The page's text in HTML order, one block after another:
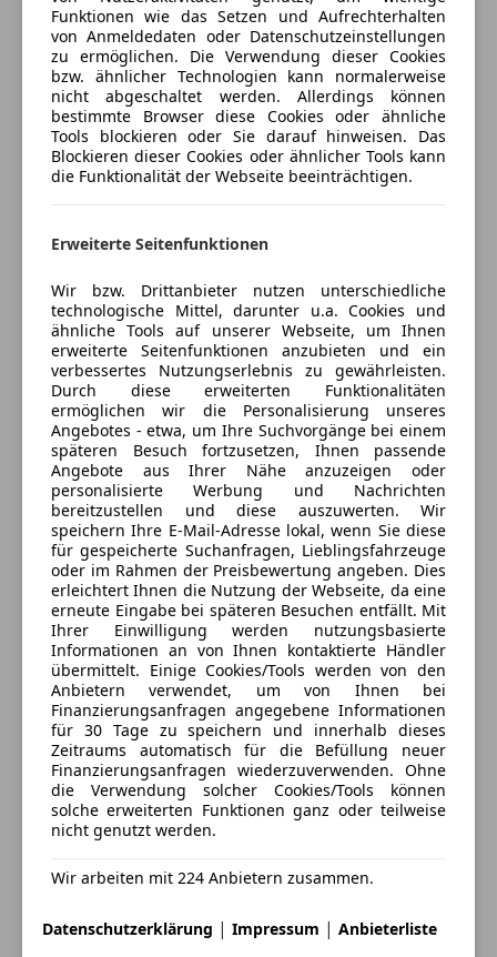
Scheinwerferreinigung
Sportpaket
Sportsitze
*Sicherheitslenksäule
*LED-Heckleuchten
*Multifunktionskamera
*Innenbeleuchtung
*Digitaler Radioempfang (DAB)
*Elektromechanische Parkbremse
*Glanzpaket
*Modellbezeichnung und Leistungs-/Technologie-
Schriftzug
*Normalsitze vorn
*Reifenreparaturset
*Spurverlassenswarnung
*Trennnetz
*Anfahrassistent
*Start-Stop-System
*Audi smartphone interface
*Gepäckraumklappe elektrisch öffnend und
Jetzt berechnen
Verkäufer Händler
Ing. Riesemann GmbH
Anbieter auf AutoScout24 seit 2009
Showroom
Geschlossen
Öffnet um 8:00
Papiermühlgasse 3,
9020 Klagenfurt, AT
Kontakt
Alle Fahrzeuge des Anbieters
Anbieter kontaktieren
Deine Nachricht
Schritt
Funktionen wie das Setzen und Aufrechterhalten
von Anmeldedaten oder Datenschutzeinstellungen
zu ermöglichen. Die Verwendung dieser Cookies
bzw. ähnlicher Technologien kann normalerweise
nicht abgeschaltet werden. Allerdings können
bestimmte Browser diese Cookies oder ähnliche
Tools blockieren oder Sie darauf hinweisen. Das
Blockieren dieser Cookies oder ähnlicher Tools kann
die Funktionalität der Webseite beeinträchtigen.
Erweiterte Seitenfunktionen
Wir bzw. Drittanbieter nutzen unterschiedliche
technologische Mittel, darunter u.a. Cookies und
ähnliche Tools auf unserer Webseite, um Ihnen
erweiterte Seitenfunktionen anzubieten und ein
verbessertes Nutzungserlebnis zu gewährleisten.
Durch diese erweiterten Funktionalitäten
ermöglichen wir die Personalisierung unseres
Angebotes - etwa, um Ihre Suchvorgänge bei einem
späteren Besuch fortzusetzen, Ihnen passende
Angebote aus Ihrer Nähe anzuzeigen oder
personalisierte Werbung und Nachrichten
bereitzustellen und diese auszuwerten. Wir
speichern Ihre E-Mail-Adresse lokal, wenn Sie diese
für gespeicherte Suchanfragen, Lieblingsfahrzeuge
oder im Rahmen der Preisbewertung angeben. Dies
erleichtert Ihnen die Nutzung der Webseite, da eine
erneute Eingabe bei späteren Besuchen entfällt. Mit
Ihrer Einwilligung werden nutzungsbasierte
Informationen an von Ihnen kontaktierte Händler
übermittelt. Einige Cookies/Tools werden von den
Anbietern verwendet, um von Ihnen bei
Finanzierungsanfragen angegebene Informationen
für 30 Tage zu speichern und innerhalb dieses
Zeitraums automatisch für die Befüllung neuer
Finanzierungsanfragen wiederzuverwenden. Ohne
die Verwendung solcher Cookies/Tools können
solche erweiterten Funktionen ganz oder teilweise
nicht genutzt werden.
Wir arbeiten mit 224 Anbietern zusammen.
Datenschutzerklärung | Impressum | Anbieterliste